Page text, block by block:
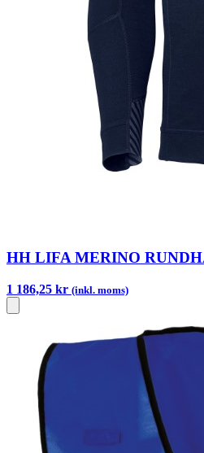
HH LIFA MERINO
1 186,25 kr (inkl. moms)